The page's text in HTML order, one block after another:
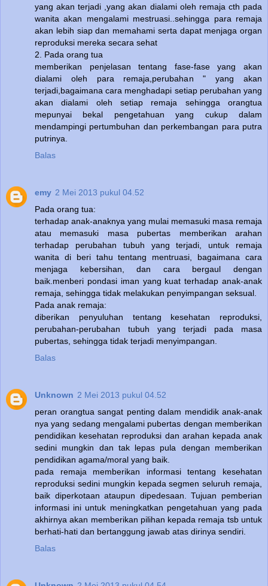
yang akan terjadi ,yang akan dialami oleh remaja cth pada
wanita akan mengalami mestruasi..sehingga para remaja
akan lebih siap dan memahami serta dapat menjaga organ
reproduksi mereka secara sehat
2. Pada orang tua
memberikan penjelasan tentang fase-fase yang akan
dialami oleh para remaja,perubahan " yang akan
terjadi,bagaimana cara menghadapi setiap perubahan yang
akan dialami oleh setiap remaja sehingga orangtua
mepunyai bekal pengetahuan yang cukup dalam
mendampingi pertumbuhan dan perkembangan para putra
putrinya.
Balas
emy 2 Mei 2013 pukul 04.52
Pada orang tua:
terhadap anak-anaknya yang mulai memasuki masa remaja
atau memasuki masa pubertas memberikan arahan
terhadap perubahan tubuh yang terjadi, untuk remaja
wanita di beri tahu tentang mentruasi, bagaimana cara
menjaga kebersihan, dan cara bergaul dengan
baik.menberi pondasi iman yang kuat terhadap anak-anak
remaja, sehingga tidak melakukan penyimpangan seksual.
Pada anak remaja:
diberikan penyuluhan tentang kesehatan reproduksi,
perubahan-perubahan tubuh yang terjadi pada masa
pubertas, sehingga tidak terjadi menyimpangan.
Balas
Unknown 2 Mei 2013 pukul 04.52
peran orangtua sangat penting dalam mendidik anak-anak
nya yang sedang mengalami pubertas dengan memberikan
pendidikan kesehatan reproduksi dan arahan kepada anak
sedini mungkin dan tak lepas pula dengan memberikan
pendidikan agama/moral yang baik.
pada remaja memberikan informasi tentang kesehatan
reproduksi sedini mungkin kepada segmen seluruh remaja,
baik diperkotaan ataupun dipedesaan. Tujuan pemberian
informasi ini untuk meningkatkan pengetahuan yang pada
akhirnya akan memberikan pilihan kepada remaja tsb untuk
berhati-hati dan bertanggung jawab atas dirinya sendiri.
Balas